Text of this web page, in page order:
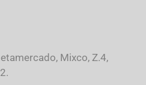
Mixco, Z.4,